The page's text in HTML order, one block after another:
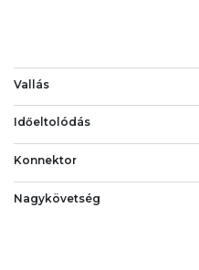
Vallás
Időeltolódás
Konnektor
Nagykövetség